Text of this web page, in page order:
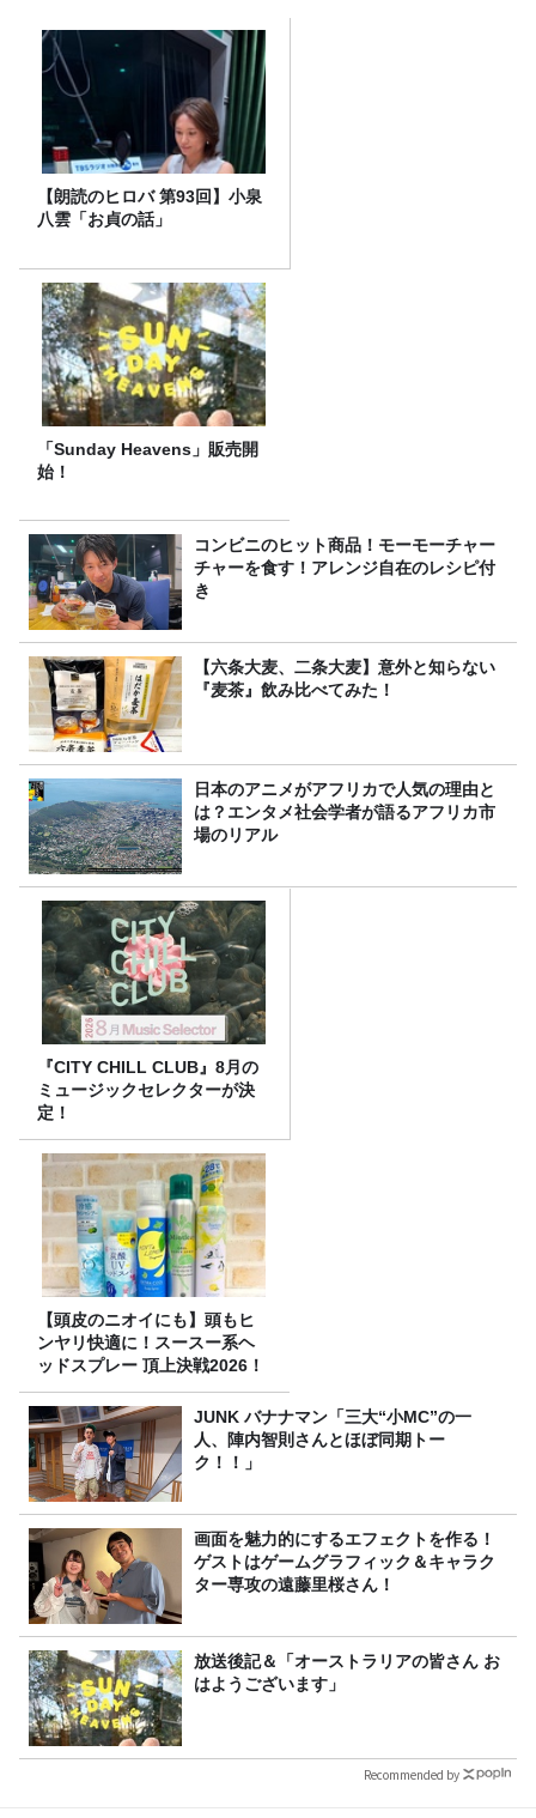
【朗読のヒロバ 第93回】小泉
八雲「お貞の話」
「Sunday Heavens」販売開
始！
コンビニのヒット商品！モーモーチャー
チャーを食す！アレンジ自在のレシピ付
き
【六条大麦、二条大麦】意外と知らない
『麦茶』飲み比べてみた！
日本のアニメがアフリカで人気の理由と
は？エンタメ社会学者が語るアフリカ市
場のリアル
『CITY CHILL CLUB』8月の
ミュージックセレクターが決
定！
【頭皮のニオイにも】頭もヒ
ンヤリ快適に！スースー系ヘ
ッドスプレー 頂上決戦2026！
JUNK バナナマン「三大“小MC”の一
人、陣内智則さんとほぼ同期トー
ク！！」
画面を魅力的にするエフェクトを作る！
ゲストはゲームグラフィック＆キャラク
ター専攻の遠藤里桜さん！
放送後記＆「オーストラリアの皆さん お
はようございます」
Recommended by